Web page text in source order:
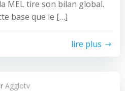
MEL tire son bilan global.
base que le […]
lire plus
Agglotv